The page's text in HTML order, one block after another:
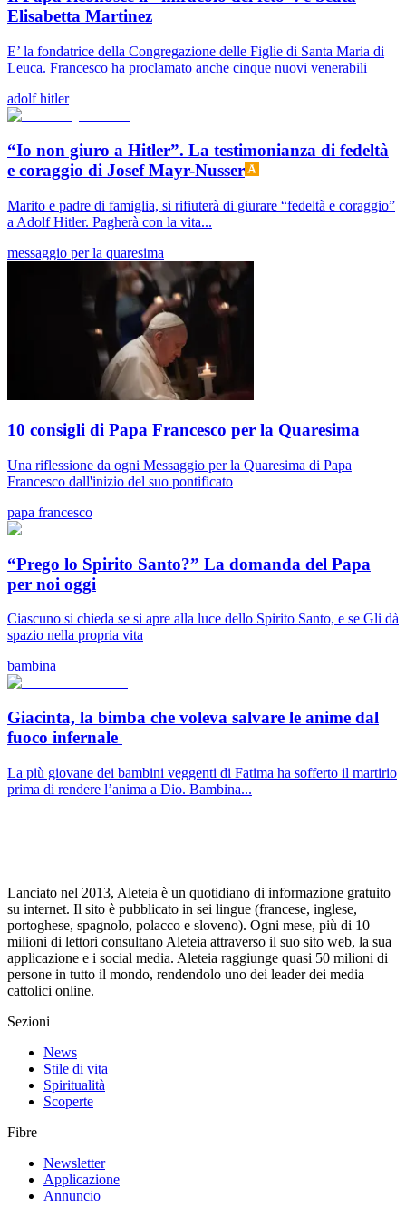
Elisabetta Martinez
E’ la fondatrice della Congregazione delle Figlie di Santa Maria di
Leuca. Francesco ha proclamato anche cinque nuovi venerabili
adolf hitler
“Io non giuro a Hitler”. La testimonianza di fedeltà
e coraggio di Josef Mayr-Nusser
Marito e padre di famiglia, si rifiuterà di giurare “fedeltà e coraggio”
a Adolf Hitler. Pagherà con la vita...
messaggio per la quaresima
10 consigli di Papa Francesco per la Quaresima
Una riflessione da ogni Messaggio per la Quaresima di Papa
Francesco dall'inizio del suo pontificato
papa francesco
“Prego lo Spirito Santo?” La domanda del Papa
per noi oggi
Ciascuno si chieda se si apre alla luce dello Spirito Santo, e se Gli dà
spazio nella propria vita
bambina
Giacinta, la bimba che voleva salvare le anime dal
fuoco infernale
La più giovane dei bambini veggenti di Fatima ha sofferto il martirio
prima di rendere l’anima a Dio. Bambina...
Lanciato nel 2013, Aleteia è un quotidiano di informazione gratuito
su internet. Il sito è pubblicato in sei lingue (francese, inglese,
portoghese, spagnolo, polacco e sloveno). Ogni mese, più di 10
milioni di lettori consultano Aleteia attraverso il suo sito web, la sua
applicazione e i social media. Aleteia raggiunge quasi 50 milioni di
persone in tutto il mondo, rendendolo uno dei leader dei media
cattolici online.
Sezioni
News
Stile di vita
Spiritualità
Scoperte
Fibre
Newsletter
Applicazione
Annuncio